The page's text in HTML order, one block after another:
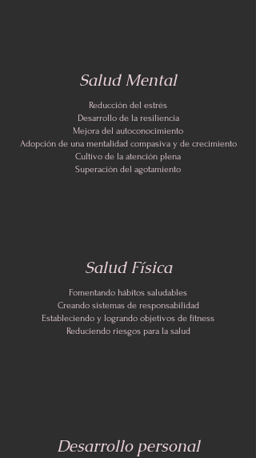
Salud Mental
Reducción del estrés
Desarrollo de la resiliencia
Mejora del autoconocimiento
Adopción de una mentalidad compasiva y de crecimiento
Cultivo de la atención plena
Superación del agotamiento
Salud Física
Fomentando hábitos saludables
Creando sistemas de responsabilidad
Estableciendo y logrando objetivos de fitness
Reduciendo riesgos para la salud
Desarrollo personal